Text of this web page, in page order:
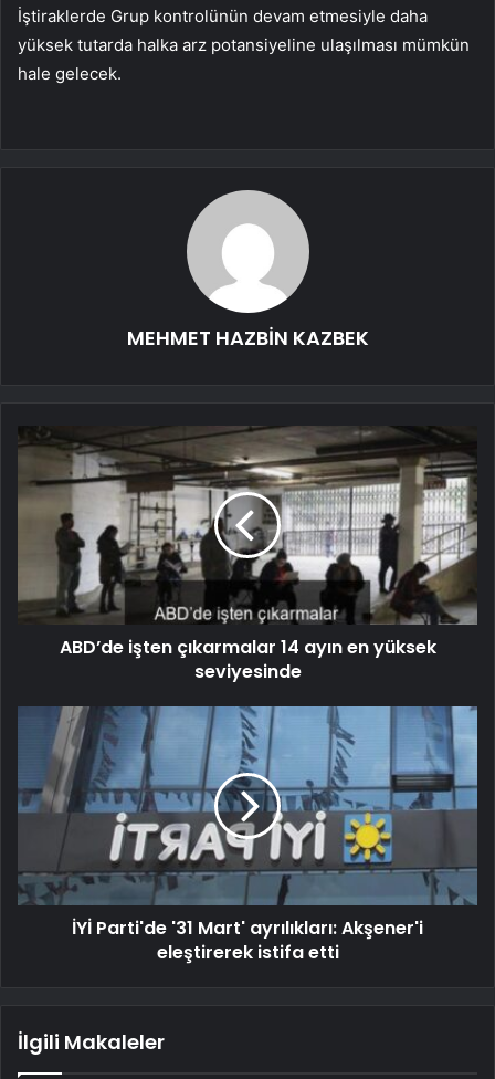
İştiraklerde Grup kontrolünün devam etmesiyle daha
yüksek tutarda halka arz potansiyeline ulaşılması mümkün
hale gelecek.
MEHMET HAZBİN KAZBEK
ABD’de işten çıkarmalar 14 ayın en yüksek
seviyesinde
İYİ Parti'de '31 Mart' ayrılıkları: Akşener'i
eleştirerek istifa etti
İlgili Makaleler